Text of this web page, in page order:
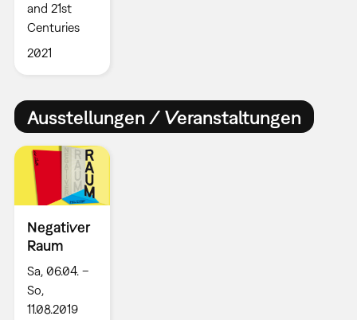
and 21st
Centuries
2021
Ausstellungen / Veranstaltungen
Negativer
Raum
Sa, 06.04. –
So,
11.08.2019